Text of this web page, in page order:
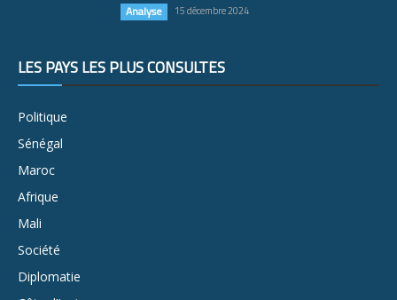
Analyse 15 décembre 2024
LES PAYS LES PLUS CONSULTÉS
Politique
Sénégal
Maroc
Afrique
Mali
Société
Diplomatie